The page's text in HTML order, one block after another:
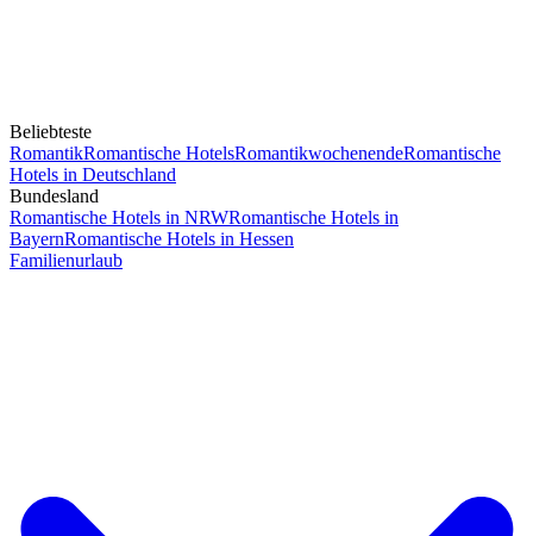
Beliebteste
RomantikRomantische HotelsRomantikwochenendeRomantische
Hotels in Deutschland
Bundesland
Romantische Hotels in NRWRomantische Hotels in
BayernRomantische Hotels in Hessen
Familienurlaub